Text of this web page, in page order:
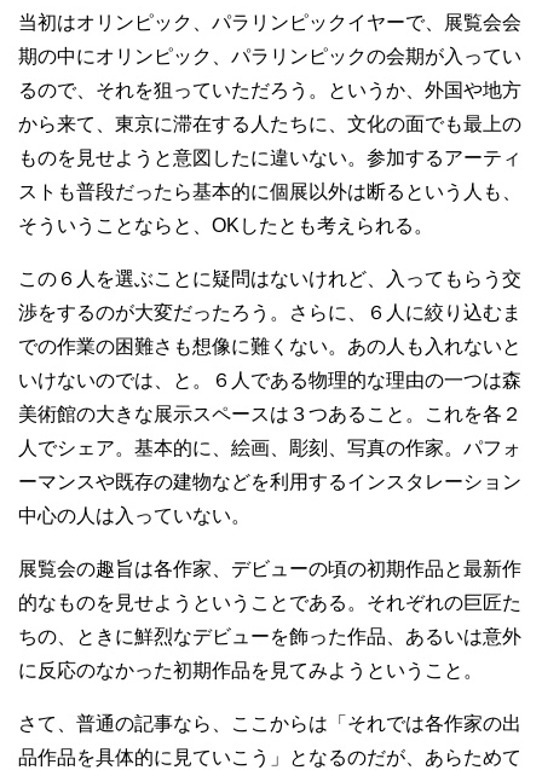
当初はオリンピック、パラリンピックイヤーで、展覧会会
期の中にオリンピック、パラリンピックの会期が入ってい
るので、それを狙っていただろう。というか、外国や地方
から来て、東京に滞在する人たちに、文化の面でも最上の
ものを見せようと意図したに違いない。参加するアーティ
ストも普段だったら基本的に個展以外は断るという人も、
そういうことならと、OKしたとも考えられる。
この６人を選ぶことに疑問はないけれど、入ってもらう交
渉をするのが大変だったろう。さらに、６人に絞り込むま
での作業の困難さも想像に難くない。あの人も入れないと
いけないのでは、と。６人である物理的な理由の一つは森
美術館の大きな展示スペースは３つあること。これを各２
人でシェア。基本的に、絵画、彫刻、写真の作家。パフォ
ーマンスや既存の建物などを利用するインスタレーション
中心の人は入っていない。
展覧会の趣旨は各作家、デビューの頃の初期作品と最新作
的なものを見せようということである。それぞれの巨匠た
ちの、ときに鮮烈なデビューを飾った作品、あるいは意外
に反応のなかった初期作品を見てみようということ。
さて、普通の記事なら、ここからは「それでは各作家の出
品作品を具体的に見ていこう」となるのだが、あらためて